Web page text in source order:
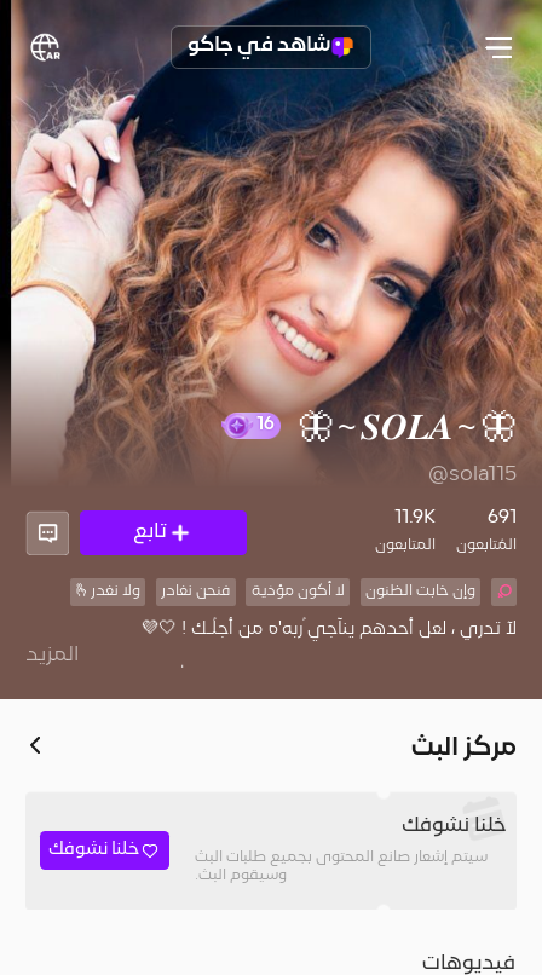
شاهد في جاكو
🦋~𝑺𝑶𝑳𝑨~🦋
@sola115
691
المُتابعون
11.9K
المتابعون
تابع
وإن خابت الظنون لا أكون مؤذية فنحن نغادر ولا نغدر🫰
المزيد
مركز البث
خلنا نشوفك
سيتم إشعار صانع المحتوى بجميع طلبات البث
وسيقوم البث.
خلنا نشوفك
فيديوهات